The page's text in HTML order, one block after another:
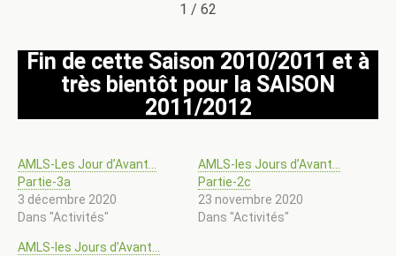
1 / 62
Fin de cette Saison 2010/2011 et à
très bientôt pour la SAISON
2011/2012
AMLS-Les Jour d’Avant…
Partie-3a
3 décembre 2020
Dans "Activités"
AMLS-les Jours d’Avant…
Partie-2c
23 novembre 2020
Dans "Activités"
AMLS-les Jours d’Avant…